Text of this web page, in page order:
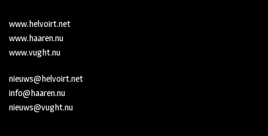
www.helvoirt.net
www.haaren.nu
www.vught.nu
nieuws@helvoirt.net
info@haaren.nu
nieuws@vught.nu